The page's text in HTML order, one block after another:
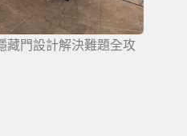
藏門設計解決難題全攻